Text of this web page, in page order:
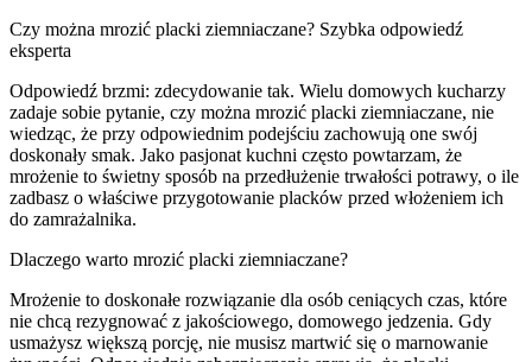
Czy można mrozić placki ziemniaczane? Szybka odpowiedź
eksperta
Odpowiedź brzmi: zdecydowanie tak. Wielu domowych kucharzy
zadaje sobie pytanie, czy można mrozić placki ziemniaczane, nie
wiedząc, że przy odpowiednim podejściu zachowują one swój
doskonały smak. Jako pasjonat kuchni często powtarzam, że
mrożenie to świetny sposób na przedłużenie trwałości potrawy, o ile
zadbasz o właściwe przygotowanie placków przed włożeniem ich
do zamrażalnika.
Dlaczego warto mrozić placki ziemniaczane?
Mrożenie to doskonałe rozwiązanie dla osób ceniących czas, które
nie chcą rezygnować z jakościowego, domowego jedzenia. Gdy
usmażysz większą porcję, nie musisz martwić się o marnowanie